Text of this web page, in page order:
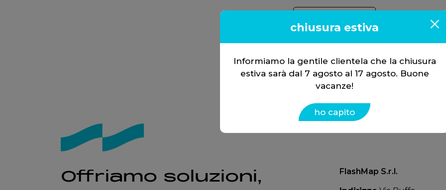
Diesel 109 hp
Offriamo soluzioni,
FlashMap S.r.l.
chiusura estiva
Informiamo la gentile clientela che la chiusura
estiva sarà dal 7 agosto al 17 agosto. Buone
vacanze!
ho capito